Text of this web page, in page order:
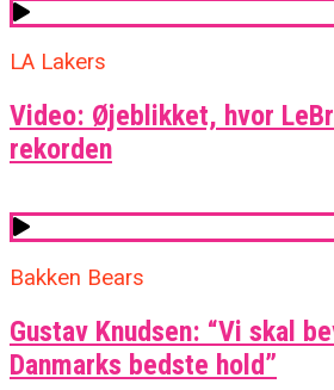
LA Lakers
Video: Øjeblikket, hvor
rekorden
Bakken Bears
Gustav Knudsen: “Vi skal
Danmarks bedste hold”